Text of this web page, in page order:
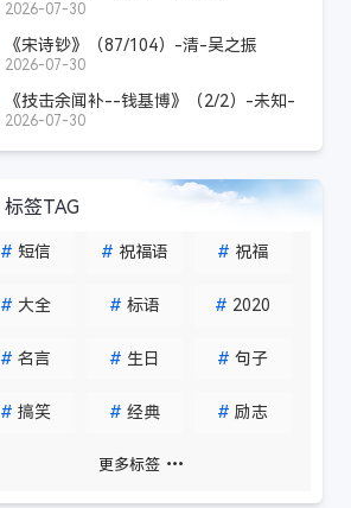
2026-07-30
《宋诗钞》（87/104）-清-吴之振
2026-07-30
《技击余闻补--钱基博》（2/2）-未知-
杏坡居士
2026-07-30
标签TAG
# 短信 # 祝福语 # 祝福
# 大全 # 标语 # 2020
# 名言 # 生日 # 句子
# 搞笑 # 经典 # 励志
更多标签